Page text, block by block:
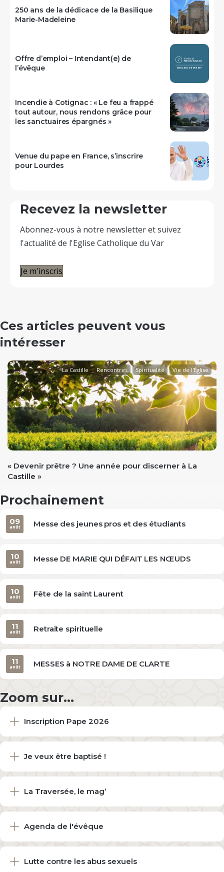
250 ans de la dédicace de la Basilique
Marie-Madeleine
Offre d’emploi – Intendant(e) de
l’évêque
Incendie à Cotignac : « Le feu a frappé
tout autour, nous rendons grâce pour
les sanctuaires épargnés »
Venue du pape en France, s’inscrire
pour Lourdes
Recevez la newsletter
Abonnez-vous à notre newsletter et suivez
l'actualité de l'Eglise Catholique du Var
Je m'inscris
Ces articles peuvent vous
intéresser
La Castille Rencontres Spiritualité Vie de l'Église
« Devenir prêtre ? Une année pour discerner à La
Castille »
Prochainement
Messe des jeunes pros et des étudiants
09
août
Messe DE MARIE QUI DÉFAIT LES NŒUDS
10
août
Fête de la saint Laurent
10
août
Retraite spirituelle
11
août
MESSES à NOTRE DAME DE CLARTE
11
août
Zoom sur...
Inscription Pape 2026
Je veux être baptisé !
La Traversée, le mag’
Agenda de l'évêque
Lutte contre les abus sexuels